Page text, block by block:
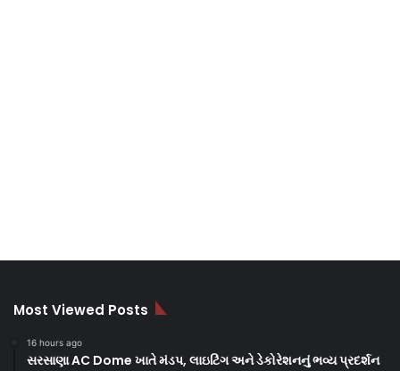
Most Viewed Posts
16 hours ago
સરસાણા AC Dome ખાતે મંડપ, લાઇટિંગ અને ડેકોરેશનનું ભવ્ય પ્રદર્શન